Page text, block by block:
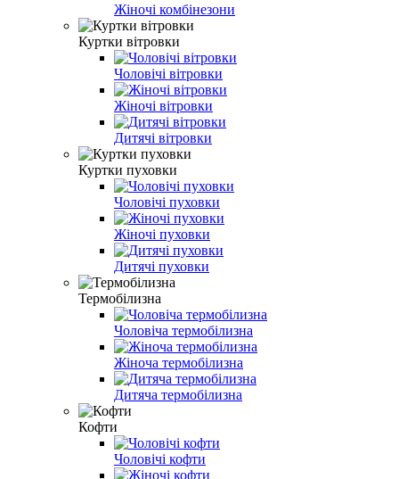
Жіночі комбінезони
Куртки вітровки
Чоловічі вітровки
Жіночі вітровки
Дитячі вітровки
Куртки пуховки
Чоловічі пуховки
Жіночі пуховки
Дитячі пуховки
Термобілизна
Чоловіча термобілизна
Жіноча термобілизна
Дитяча термобілизна
Кофти
Чоловічі кофти